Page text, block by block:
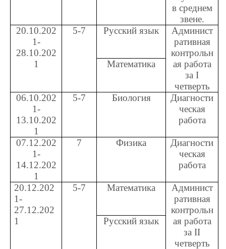
в среднем
звене.
20.10.202
1-
28.10.202
1
5-7 Русский язык
Админист
ративная
контрольн
ая работа
за I
четверть
Математика
06.10.202
1-
13.10.202
1
5-7 Биология
Диагности
ческая
работа
07.12.202
1-
14.12.202
1
7 Физика
Диагности
ческая
работа
20.12.202
1-
27.12.202
1
5-7 Математика
Админист
ративная
контрольн
ая работа
за II
четверть
Русский язык